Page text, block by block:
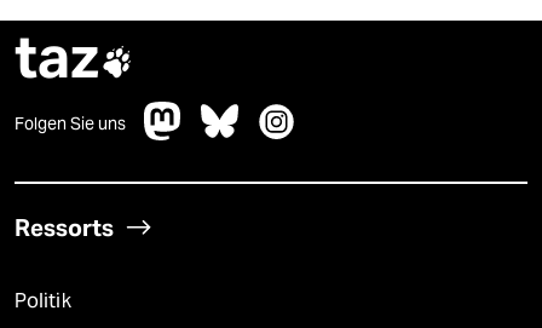
taz
Folgen Sie uns
Ressorts
Politik